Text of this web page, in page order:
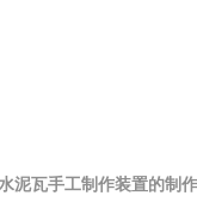
泥瓦手工制作装置的制